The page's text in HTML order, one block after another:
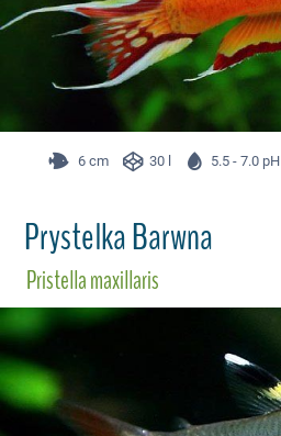
6 cm 30 l 5.5 - 7.0 pH
Prystelka Barwna
Pristella maxillaris